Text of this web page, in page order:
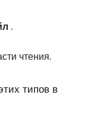
.
чтения.
типов в